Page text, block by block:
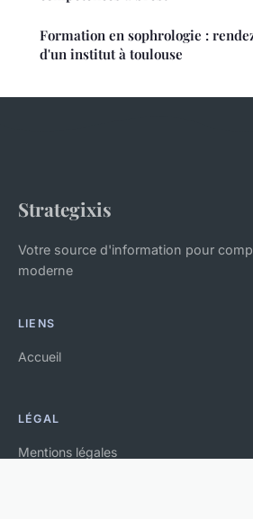
Formation en sophrologie :
d'un institut à toulouse
Strategixis
Votre source d'information pour
moderne
LIENS
Accueil
LÉGAL
Mentions légales